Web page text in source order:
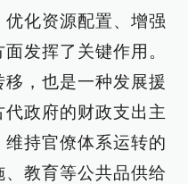
化资源配置、增强
发挥了关键作用。
，也是一种发展援
政府的财政支出主
持官僚体系运转的
教育等公共品供给